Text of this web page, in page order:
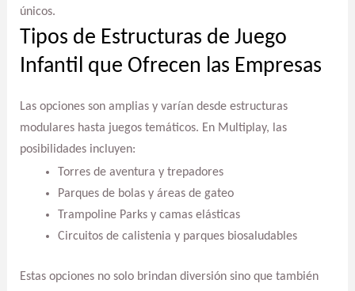
únicos.
Tipos de Estructuras de Juego
Infantil que Ofrecen las Empresas
Las opciones son amplias y varían desde estructuras
modulares hasta juegos temáticos. En Multiplay, las
posibilidades incluyen:
Torres de aventura y trepadores
Parques de bolas y áreas de gateo
Trampoline Parks y camas elásticas
Circuitos de calistenia y parques biosaludables
Estas opciones no solo brindan diversión sino que también